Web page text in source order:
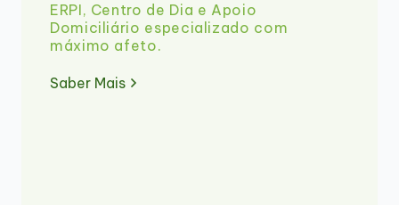
ERPI, Centro de Dia e Apoio
Domiciliário especializado com
máximo afeto.
Saber Mais